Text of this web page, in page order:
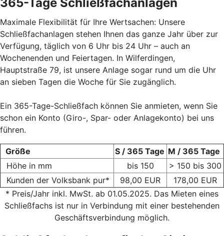
Maximale Flexibilität für Ihre Wertsachen: Unsere
Schließfachanlagen stehen Ihnen das ganze Jahr über zur
Verfügung, täglich von 6 Uhr bis 24 Uhr – auch an
Wochenenden und Feiertagen. In Wilferdingen,
Hauptstraße 79, ist unsere Anlage sogar rund um die Uhr
an sieben Tagen die Woche für Sie zugänglich.
Ein 365-Tage-Schließfach können Sie anmieten, wenn Sie
schon ein Konto (Giro-, Spar- oder Anlagekonto) bei uns
führen.
Größe S / 365 Tage M / 365 Tage
Höhe in mm
bis 150
> 150 bis 300
Kunden der Volksbank pur*
98,00 EUR
178,00 EUR
* Preis/Jahr inkl. MwSt. ab 01.05.2025. Das Mieten eines
Schließfachs ist nur in Verbindung mit einer bestehenden
Geschäftsverbindung möglich.